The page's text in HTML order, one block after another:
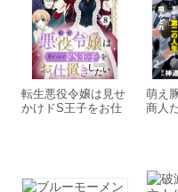
転生悪役令嬢は見せ
かけドS王子をお仕
萌え
商人